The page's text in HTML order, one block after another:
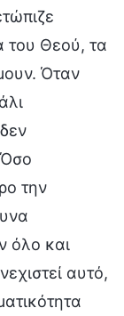
του Θεού, τα
Όταν
την
όλο και
αυτό,